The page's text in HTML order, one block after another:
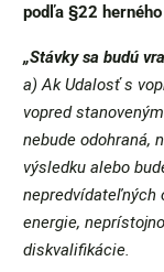
podľa §22
„Stávky sa budú
a) Ak Udalosť s
vopred
nebude odohraná,
výsledku alebo
nepredvídateľných
energie,
diskvalifikácie.